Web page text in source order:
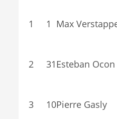
1
1 Max
2 31Esteban Ocon
3 10Pierre Gasly